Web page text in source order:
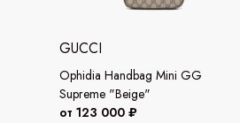
GUCCI
Ophidia Handbag Mini GG
Supreme "Beige"
от 123 000 ₽